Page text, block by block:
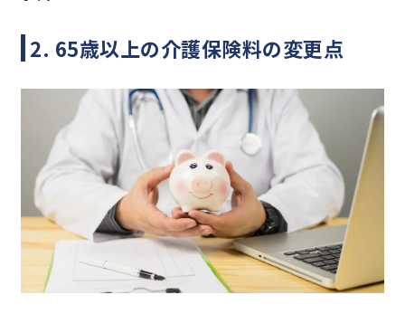
2. 65歳以上の介護保険料の変更点